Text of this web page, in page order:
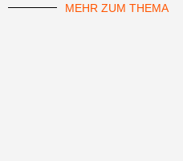
MEHR ZUM THEMA